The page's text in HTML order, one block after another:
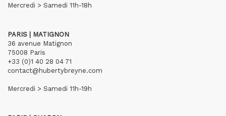
Mercredi > Samedi 11h-18h
PARIS | MATIGNON
36 avenue Matignon
75008 Paris
+33 (0)1 40 28 04 71
contact@hubertybreyne.com
Mercredi > Samedi 11h-19h